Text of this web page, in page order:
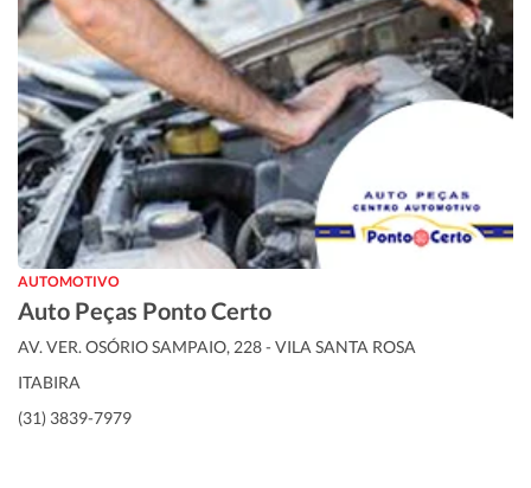
AUTOMOTIVO
Auto Peças Ponto Certo
AV. VER. OSÓRIO SAMPAIO, 228 - VILA SANTA ROSA
ITABIRA
(31) 3839-7979